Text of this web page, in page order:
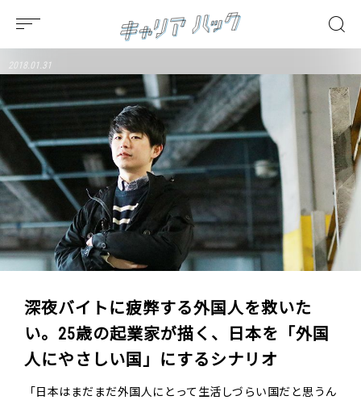
2018.01.31
深夜バイトに疲弊する外国人を救いた
い。25歳の起業家が描く、日本を「外国
人にやさしい国」にするシナリオ
「日本はまだまだ外国人にとって生活しづらい国だと思うん